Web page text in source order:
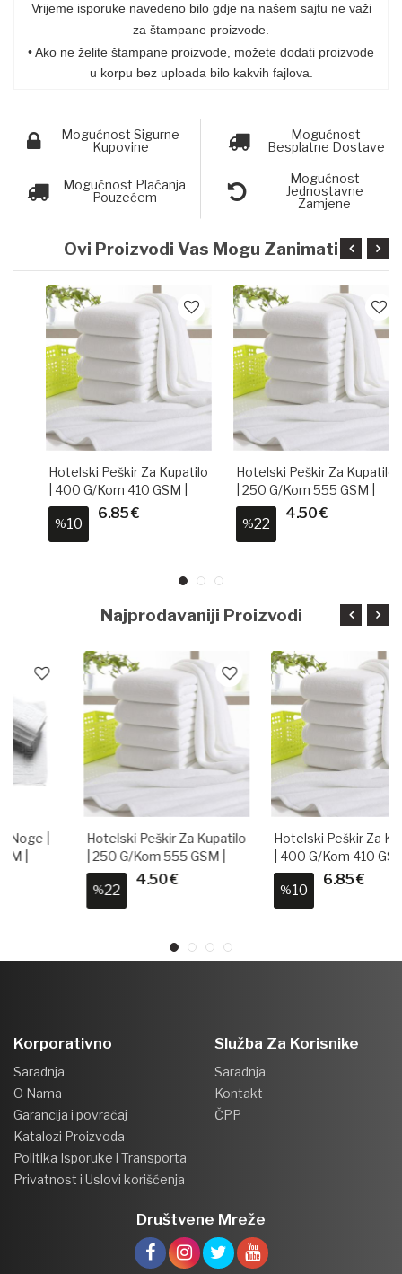
Vrijeme isporuke navedeno bilo gdje na našem sajtu ne važi
za štampane proizvode.
• Ako ne želite štampane proizvode, možete dodati proizvode
u korpu bez uploada bilo kakvih fajlova.
Mogućnost Sigurne
Kupovine
Mogućnost
Besplatne Dostave
Mogućnost Plaćanja
Pouzećem
Mogućnost
Jednostavne
Zamjene
Ovi Proizvodi Vas Mogu Zanimati
Hotelski Peškir Za Kupatilo
| 400 G/kom 410 GSM |
100% Pamuk
10
6.85 €
Hotelski Peškir Za Kupatilo
| 250 G/kom 555 GSM |
100% Pamuk
22
4.50 €
Najprodavaniji Proizvodi
Hotelski Peškir Za Kupatilo
| 250 G/kom 555 GSM |
100% Pamuk
4.50 €
Hotelski Peškir Za Kupatilo
| 400 G/kom 410 GSM |
100% Pamuk
6.85 €
Korporativno
Saradnja
O Nama
Garancija i povraćaj
Katalozi Proizvoda
Politika Isporuke i Transporta
Privatnost i Uslovi korišćenja
Služba Za Korisnike
Saradnja
Kontakt
ČPP
Društvene Mreže